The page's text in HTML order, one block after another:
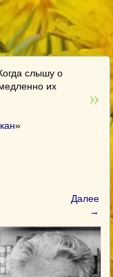
слышу о
их
»
Далее
→